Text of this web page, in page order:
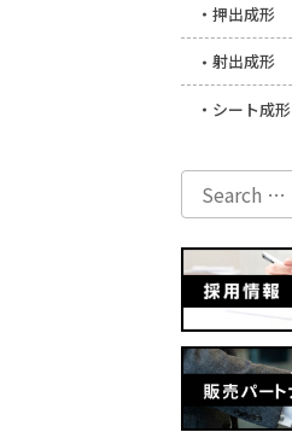
押出成形
射出成形
シート成形